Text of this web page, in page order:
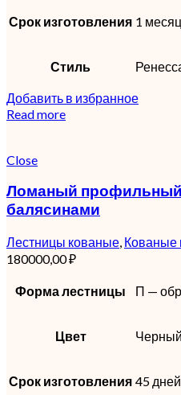
Срок изготовления 1 месяц
Стиль
Добавить в избранное
Read more
Close
Ломаный профильный
балясинами
Лестницы кованые, Кованые
180000,00₽
Форма лестницы П —
Цвет Черный
Срок изготовления 45 дней